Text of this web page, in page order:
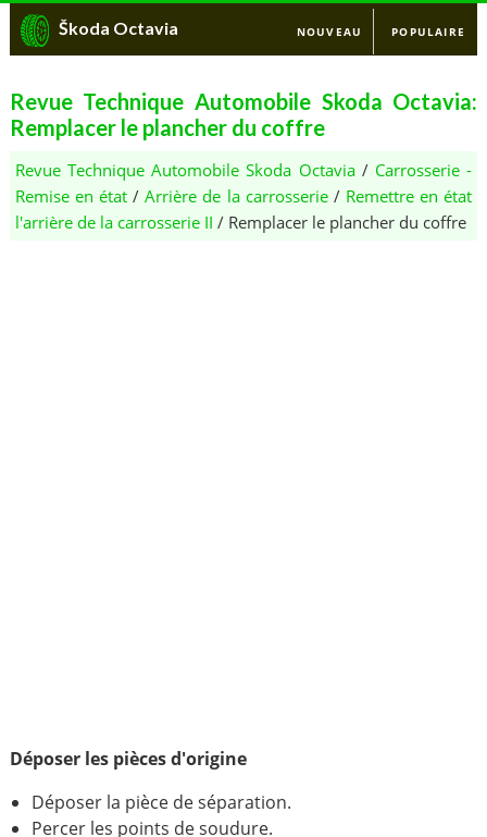
Škoda Octavia NOUVEAU POPULAIRE
Revue Technique Automobile Skoda Octavia:
Remplacer le plancher du coffre
Revue Technique Automobile Skoda Octavia/ Carrosserie -
Remise en état /Arrière de la carrosserie/ Remettre en état
l'arrière de la carrosserie II / Remplacer le plancher du coffre
Déposer les pièces d'origine
Déposer la pièce de séparation.
Percer les points de soudure.